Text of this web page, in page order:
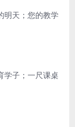
明天；您的教学
学子；一尺课桌